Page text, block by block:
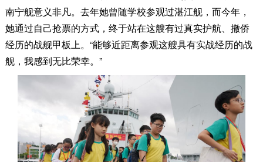
南宁舰意义非凡。去年她曾随学校参观过湛江舰，而今年，
她通过自己抢票的方式，终于站在这艘有过真实护航、撤侨
经历的战舰甲板上。“能够近距离参观这艘具有实战经历的战
舰，我感到无比荣幸。”